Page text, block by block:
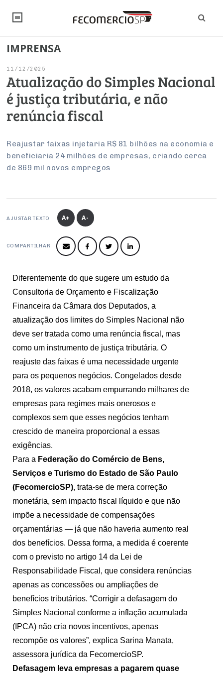
NOTÍCIAS
Artigos
Institucional
PROJETOS ESPECIAIS:
UM BRASIL
Economia
Pesquisas
Brasil
Internacional
Inteligência Artificial
Trabalho
Empresas
Negócios
Varejo
PROJETOS ESPECIAIS:
ESG
PROJETOS ESPECIAIS:
Logística Reversa
Últimas Notícias
SINDICATOS
PESQUISAS
INSTITUCIONAL
Sobre
Negociações Coletivas
SESC
Cecomercio
Licitações
Prêmio de Sustentabilidade
Conselho de Turismo
Conselho de Emprego e Relações do Trabalho
Conselho de Assuntos Tributários
Conselho Estadual de Defesa do Contribuinte
Conselho Superior de Direito
Conselho do Comércio Atacadista
Conselho de Serviços
Conselho de Relações Internacionais
Conselho de Sustentabilidade
Conselho de Comércio Eletrônico
EMPRESAS
Produtos e Serviços
IMPRENSA
11/12/2025
Atualização do Simples Nacional
é justiça tributária, e não
renúncia fiscal
Reajustar faixas injetaria R$ 81 bilhões na economia e
beneficiaria 24 milhões de empresas, criando cerca
de 869 mil novos empregos
AJUSTAR TEXTO A+ A-
COMPARTILHAR
Diferentemente do que sugere um estudo da
Consultoria de Orçamento e Fiscalização
Financeira da Câmara dos Deputados, a
atualização dos limites do Simples Nacional não
deve ser tratada como uma renúncia fiscal, mas
como um instrumento de justiça tributária. O
reajuste das faixas é uma necessidade urgente
para os pequenos negócios. Congelados desde
2018, os valores acabam empurrando milhares de
empresas para regimes mais onerosos e
complexos sem que esses negócios tenham
crescido de maneira proporcional a essas
exigências.
Para a Federação do Comércio de Bens,
Serviços e Turismo do Estado de São Paulo
(FecomercioSP), trata-se de mera correção
monetária, sem impacto fiscal líquido e que não
impõe a necessidade de compensações
orçamentárias — já que não haveria aumento real
dos benefícios. Dessa forma, a medida é coerente
com o previsto no artigo 14 da Lei de
Responsabilidade Fiscal, que considera renúncias
apenas as concessões ou ampliações de
benefícios tributários. “Corrigir a defasagem do
Simples Nacional conforme a inflação acumulada
(IPCA) não cria novos incentivos, apenas
recompõe os valores”, explica Sarina Manata,
assessora jurídica da FecomercioSP.
Defasagem leva empresas a pagarem quase